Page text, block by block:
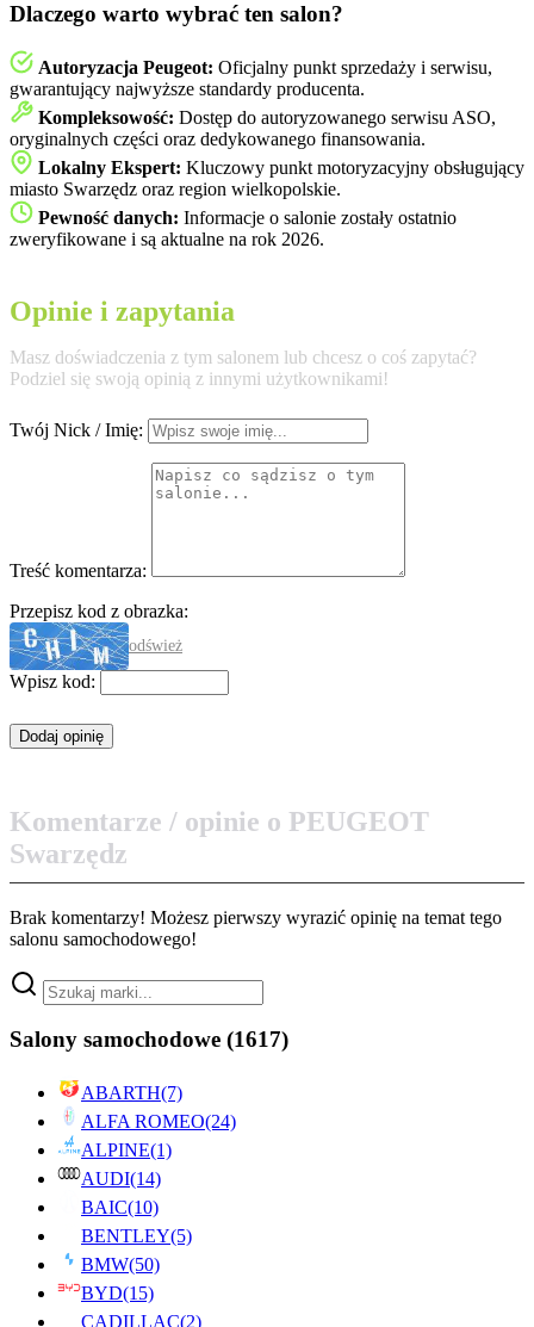
Dlaczego warto wybrać ten salon?
Autoryzacja Peugeot: Oficjalny punkt sprzedaży i serwisu,
gwarantujący najwyższe standardy producenta.
Kompleksowość: Dostęp do autoryzowanego serwisu ASO,
oryginalnych części oraz dedykowanego finansowania.
Lokalny Ekspert: Kluczowy punkt motoryzacyjny obsługujący
miasto Swarzędz oraz region wielkopolskie.
Pewność danych: Informacje o salonie zostały ostatnio
zweryfikowane i są aktualne na rok 2026.
Opinie i zapytania
Masz doświadczenia z tym salonem lub chcesz o coś zapytać?
Podziel się swoją opinią z innymi użytkownikami!
Twój Nick / Imię:
Treść komentarza:
Przepisz kod z obrazka:
odśwież
Wpisz kod:
Komentarze / opinie o PEUGEOT
Swarzędz
Brak komentarzy! Możesz pierwszy wyrazić opinię na temat tego
salonu samochodowego!
Salony samochodowe (1617)
ABARTH(7)
ALFA ROMEO(24)
ALPINE(1)
AUDI(14)
BAIC(10)
BENTLEY(5)
BMW(50)
BYD(15)
CADILLAC(2)